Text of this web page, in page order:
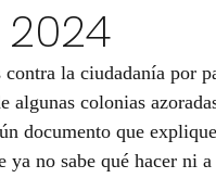
la ciudadanía por
colonias
documento que
ya no sabe qué hacer ni